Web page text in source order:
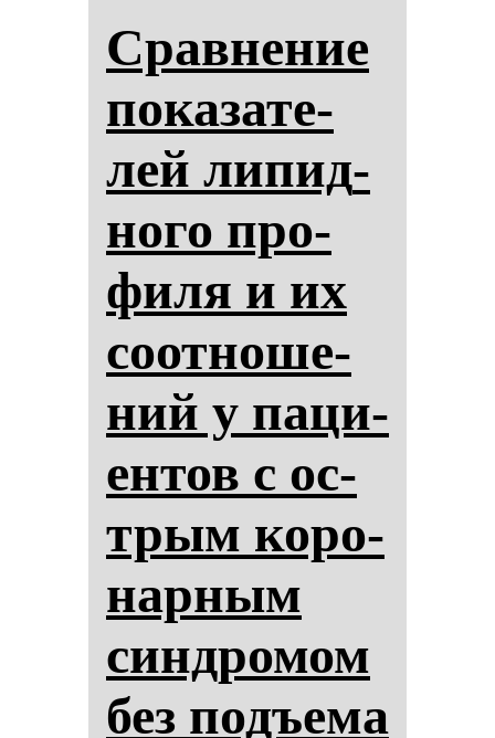
Срав­не­ние
по­ка­за­те­
лей ли­пид­
но­го про­
фи­ля и их
со­от­но­ше­
ний у па­ци­
ен­тов с ос­
трым ко­ро­
нар­ным
син­дро­мом
без подъе­ма